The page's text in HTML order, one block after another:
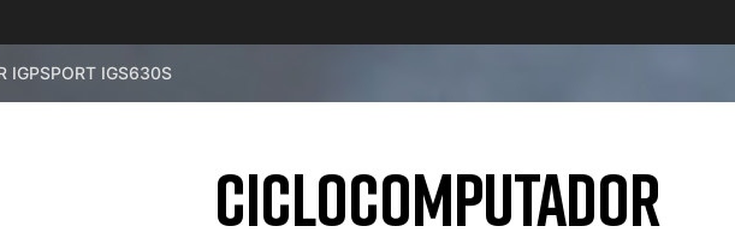
IGPSPORT IGS630S
CICLOCOMPUTADOR